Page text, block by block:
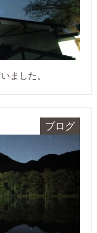
ました。
ブログ